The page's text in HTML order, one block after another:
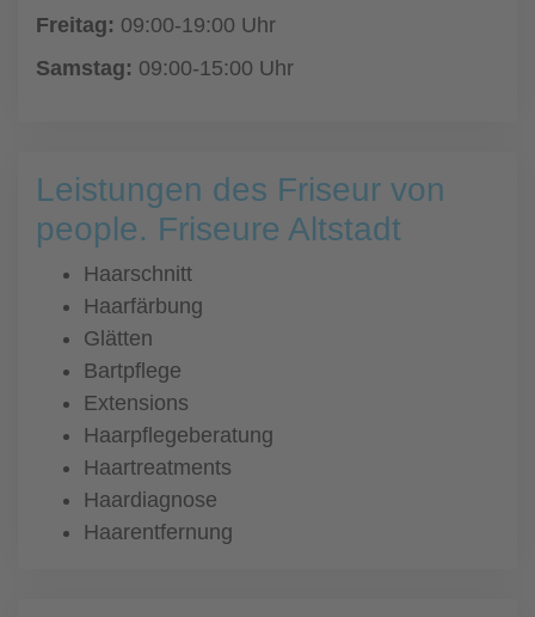
Freitag: 09:00-19:00 Uhr
Samstag: 09:00-15:00 Uhr
Leistungen des Friseur von
people. Friseure Altstadt
Haarschnitt
Haarfärbung
Glätten
Bartpflege
Extensions
Haarpflegeberatung
Haartreatments
Haardiagnose
Haarentfernung